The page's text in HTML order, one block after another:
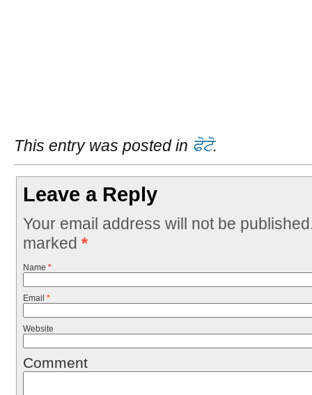
This entry was posted in ਫੋਟੋ.
Leave a Reply
Your email address will not be
marked *
Name *
Email *
Website
Comment